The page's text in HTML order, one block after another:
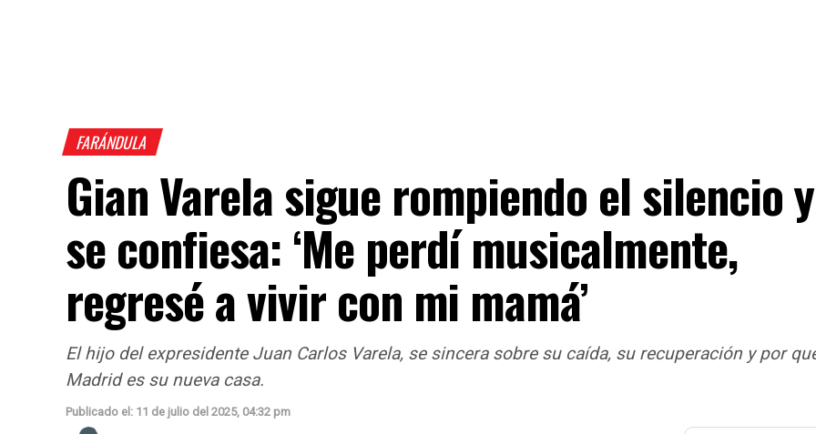
FARÁNDULA
Gian Varela sigue rompiendo el silencio y
se confiesa: ‘Me perdí musicalmente,
regresé a vivir con mi mamá’
El hijo del expresidente Juan Carlos Varela, se sincera sobre su caída, su recuperación y por
Madrid es su nueva casa.
Publicado el: 11 de julio del 2025, 04:32 pm